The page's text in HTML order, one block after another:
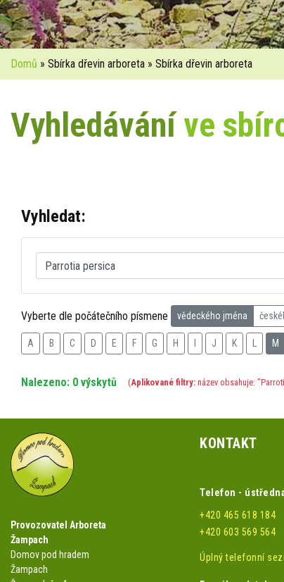
Domů » Sbírka dřevin arboreta » Sbírka dřevin arboreta
Vyhledáváníve
Vyhledat:
Vyberte dle počátečního písmene vědeckého jména
A B C D E F G H J K M
Nalezeno: 0 výskytů (Aplikované filtry: název obsahuje:
Provozovatel Arboreta
Žampach
Domov pod hradem
Žampach
KONTAKT
Telefon -
+420 465 618 184
+420 603 569 564
Úplný telefonní